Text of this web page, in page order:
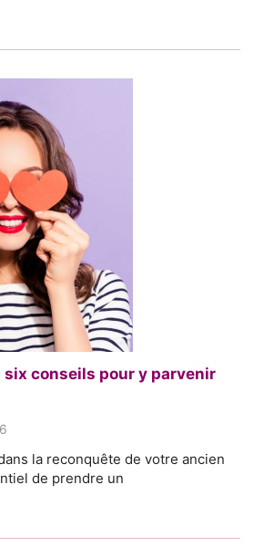
six conseils pour y parvenir
la reconquête de votre ancien
de prendre un